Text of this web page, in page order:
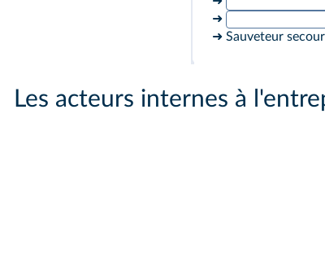
➜
➜ Sauveteur
Les acteurs internes à